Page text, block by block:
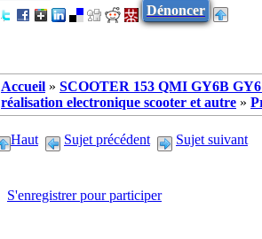
Dénoncer
Accueil » SCOOTER 153 QMI GY6B
réalisation electronique scooter et autre »
Haut Sujet précédent Sujet suivant
S'enregistrer pour participer